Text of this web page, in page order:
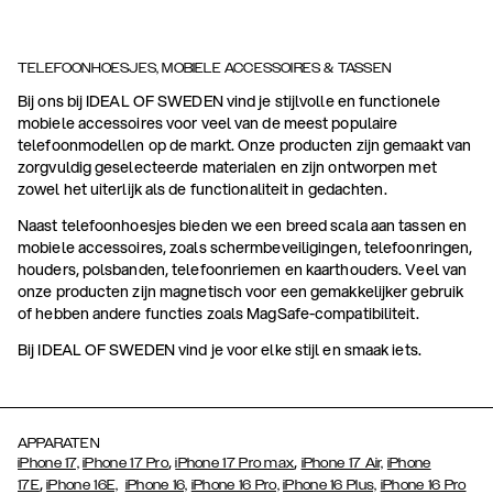
TELEFOONHOESJES, MOBIELE ACCESSOIRES & TASSEN
Bij ons bij IDEAL OF SWEDEN vind je stijlvolle en functionele
mobiele accessoires voor veel van de meest populaire
telefoonmodellen op de markt. Onze producten zijn gemaakt van
zorgvuldig geselecteerde materialen en zijn ontworpen met
zowel het uiterlijk als de functionaliteit in gedachten.
Naast telefoonhoesjes bieden we een breed scala aan tassen en
mobiele accessoires, zoals schermbeveiligingen, telefoonringen,
houders, polsbanden, telefoonriemen en kaarthouders. Veel van
onze producten zijn magnetisch voor een gemakkelijker gebruik
of hebben andere functies zoals MagSafe-compatibiliteit.
Bij IDEAL OF SWEDEN vind je voor elke stijl en smaak iets.
APPARATEN
iPhone 17, iPhone 17 Pro,iPhone 17 Pro max, iPhone 17 Air, iPhone
17E,iPhone 16E, iPhone 16, iPhone 16 Pro, iPhone 16 Plus, iPhone 16 Pro